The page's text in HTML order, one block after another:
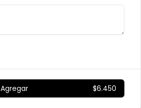
GR
$2.700
Agregar $6.450